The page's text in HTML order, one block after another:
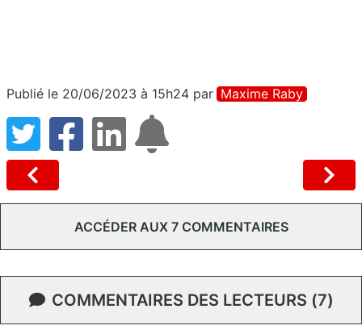
Publié le 20/06/2023 à 15h24 par Maxime Raby
ACCÉDER AUX 7 COMMENTAIRES
COMMENTAIRES DES LECTEURS (7)